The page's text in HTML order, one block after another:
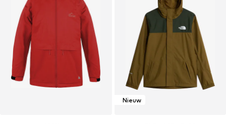
Nieuw